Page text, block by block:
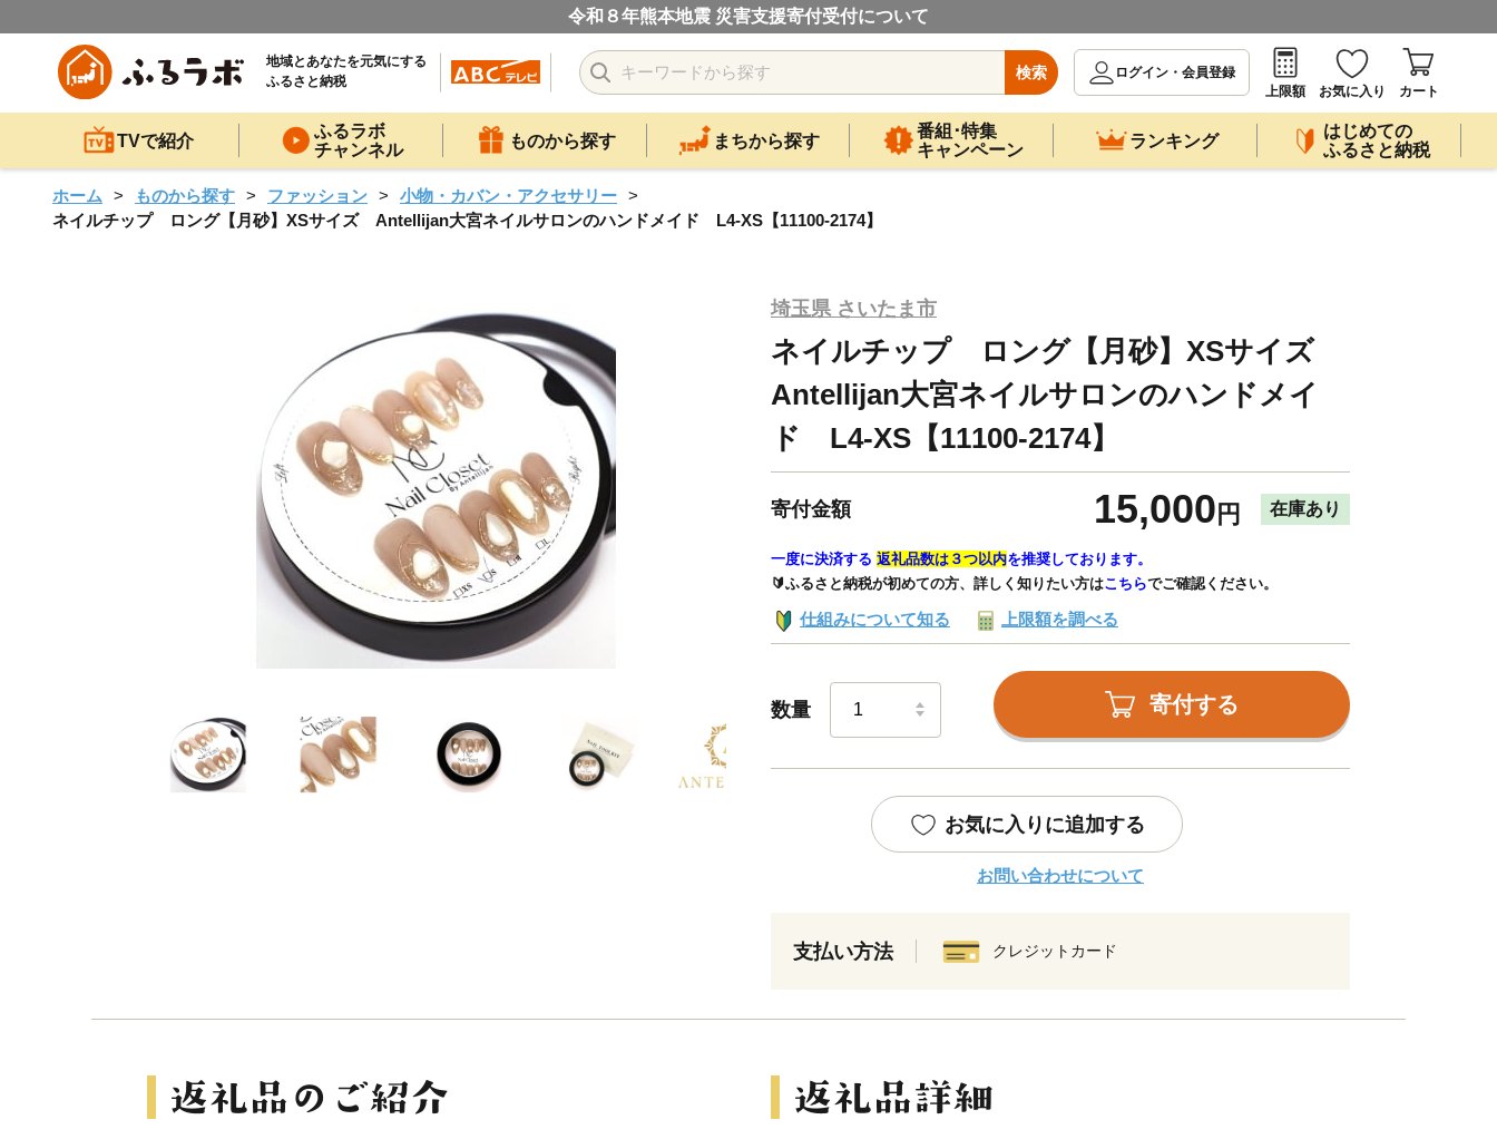
令和８年熊本地震 災害支援寄付受付について
地域とあなたを元気にする
ふるさと納税
検索
ログイン・会員登録
上限額
お気に入り カート
TVで紹介
ふるラボ
チャンネル
ものから探す まちから探す
番組･特集
キャンペーン
ランキング
はじめての
ふるさと納税
ホーム ものから探す ファッション
小物・カバン・アクセサリー
ネイルチップ ロング【月砂】XSサイズ Antellijan大宮ネイルサロンのハンドメイド L4-XS【11100-2174】
埼玉県 さいたま市
ネイルチップ ロング【月砂】XSサイズ
Antellijan大宮ネイルサロンのハンドメイ
ド L4-XS【11100-2174】
寄付金額 15,000 円 在庫あり
一度に決済する 返礼品数は３つ以内を推奨しております。
🔰ふるさと納税が初めての方、詳しく知りたい方はこちらでご確認ください。
仕組みについて知る 上限額を調べる
数量 寄付する
お気に入りに追加する
お問い合わせについて
支払い方法 クレジットカード